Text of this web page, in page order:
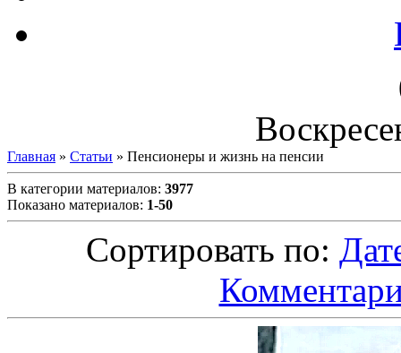
Главная » Статьи » Пенсионеры и жизнь на пенсии
В категории материалов: 3977
Показано материалов: 1-50
Сортировать по: